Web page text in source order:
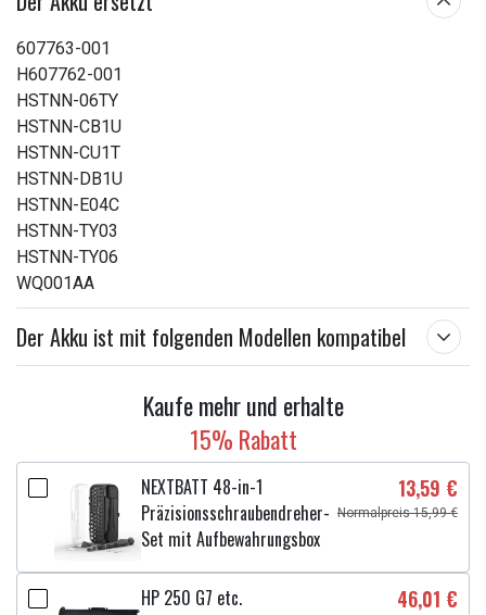
607763-001
H607762-001
HSTNN-06TY
HSTNN-CB1U
HSTNN-CU1T
HSTNN-DB1U
HSTNN-E04C
HSTNN-TY03
HSTNN-TY06
WQ001AA
Der Akku ist mit folgenden Modellen kompatibel
Kaufe mehr und erhalte
15% Rabatt
NEXTBATT 48-in-1
Präzisionsschraubendreher-
Set mit Aufbewahrungsbox
13,59 €
Normalpreis 15,99 €
HP 250 G7 etc. 46,01 €